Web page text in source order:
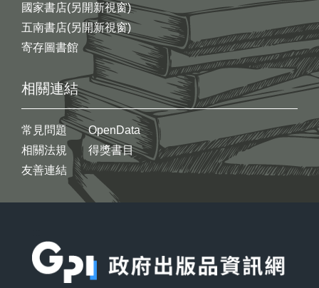
國家書店(另開新視窗)
五南書店(另開新視窗)
寄存圖書館
相關連結
常見問題
相關法規
友善連結
OpenData
得獎書目